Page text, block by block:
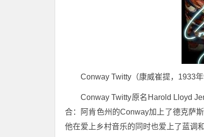
Conway Twitty（康威崔提，1933
Conway Twitty原名Harold Lloyd
合：阿肯色州的Conway加上了德克萨
他在爱上乡村音乐的同时也爱上了蓝调和